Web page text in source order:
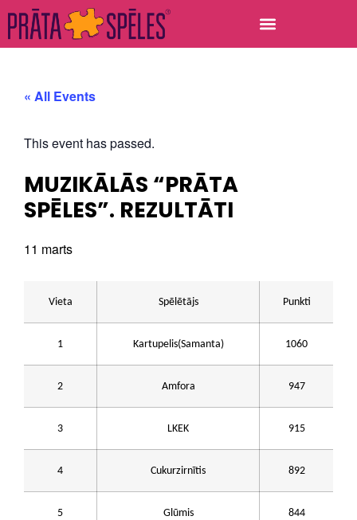
« All Events
This event has passed.
MUZIKĀLĀS “PRĀTA
SPĒLES”. REZULTĀTI
11 marts
Vieta Spēlētājs Punkti
1 Kartupelis(Samanta) 1060
2 Amfora 947
3 LKEK 915
4 Cukurzirnītis 892
5 Glūmis 844